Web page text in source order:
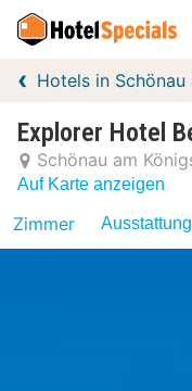
Hotels in Schönau
Explorer Hotel
Schönau am
Auf Karte anzeigen
Zimmer Ausstattung